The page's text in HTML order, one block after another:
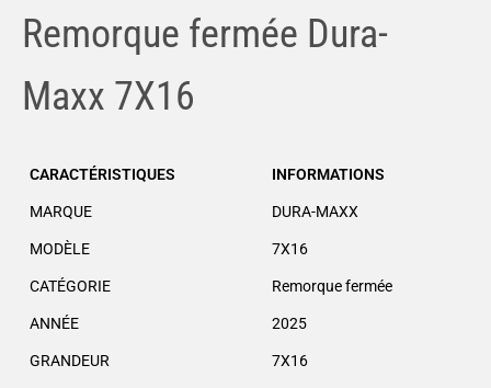
Remorque fermée Dura-
Maxx 7X16
CARACTÉRISTIQUES INFORMATIONS
MARQUE DURA-MAXX
MODÈLE 7X16
CATÉGORIE Remorque fermée
ANNÉE 2025
GRANDEUR 7X16